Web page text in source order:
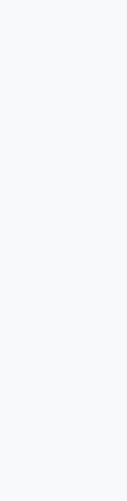
プラットフォームとツ
Taboolaと
ットフォームを
プラットフォームとツ
測定とアトリビ